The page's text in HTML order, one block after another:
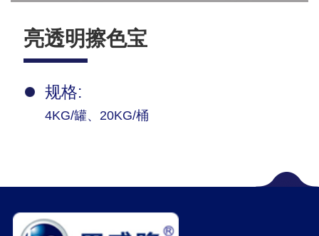
亮透明擦色宝
规格:
4KG/罐、20KG/桶